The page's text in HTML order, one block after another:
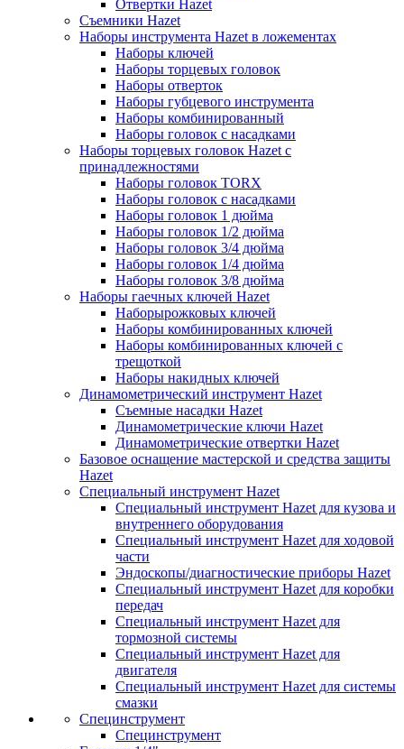
Отвертки Hazet
Съемники Hazet
Наборы инструмента Hazet в ложементах
Наборы ключей
Наборы торцевых головок
Наборы отверток
Наборы губцевого инструмента
Наборы комбинированный
Наборы головок с насадками
Наборы торцевых головок Hazet с
принадлежностями
Наборы головок TORX
Наборы головок с насадками
Наборы головок 1 дюйма
Наборы головок 1/2 дюйма
Наборы головок 3/4 дюйма
Наборы головок 1/4 дюйма
Наборы головок 3/8 дюйма
Наборы гаечных ключей Hazet
Наборырожковых ключей
Наборы комбинированных ключей
Наборы комбинированных ключей с
трещоткой
Наборы накидных ключей
Динамометрический инструмент Hazet
Съемные насадки Hazet
Динамометрические ключи Hazet
Динамометрические отвертки Hazet
Базовое оснащение мастерской и средства защиты
Hazet
Специальный инструмент Hazet
Специальный инструмент Hazet для кузова и
внутреннего оборудования
Специальный инструмент Hazet для ходовой
части
Эндоскопы/диагностические приборы Hazet
Специальный инструмент Hazet для коробки
передач
Специальный инструмент Hazet для
тормозной системы
Специальный инструмент Hazet для
двигателя
Специальный инструмент Hazet для системы
смазки
Специнструмент
Специнструмент